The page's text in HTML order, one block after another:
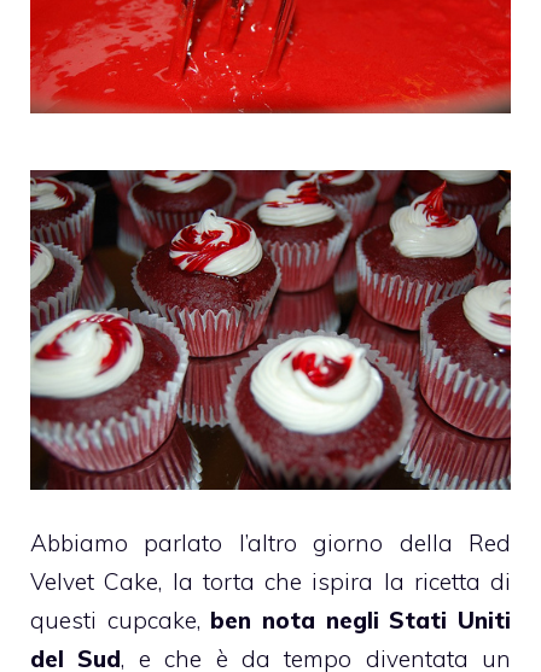
Abbiamo parlato l’altro giorno della Red
Velvet Cake, la torta che ispira la ricetta di
questi cupcake, ben nota negli Stati Uniti
del Sud, e che è da tempo diventata un